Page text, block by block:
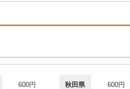
600円 秋田県 600円